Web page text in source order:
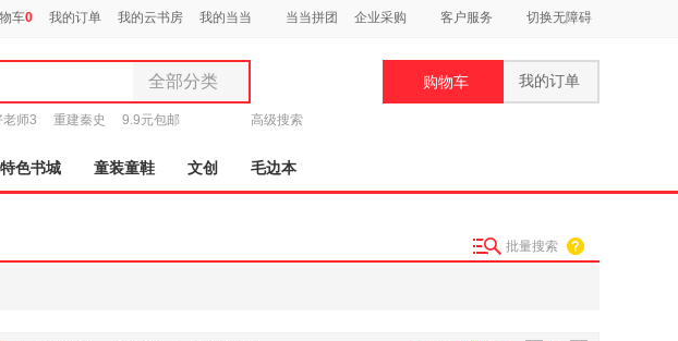
车0 我的订单 我的云书房 我的当当 当当拼团 企业采购 客户服务 切换无障碍
全部分类
全部分类
图书
电子书
师3 重建秦史 9.9元包邮 高级搜索
购物车 我的订单
特色书城 童装童鞋 文创 毛边本
批量搜索